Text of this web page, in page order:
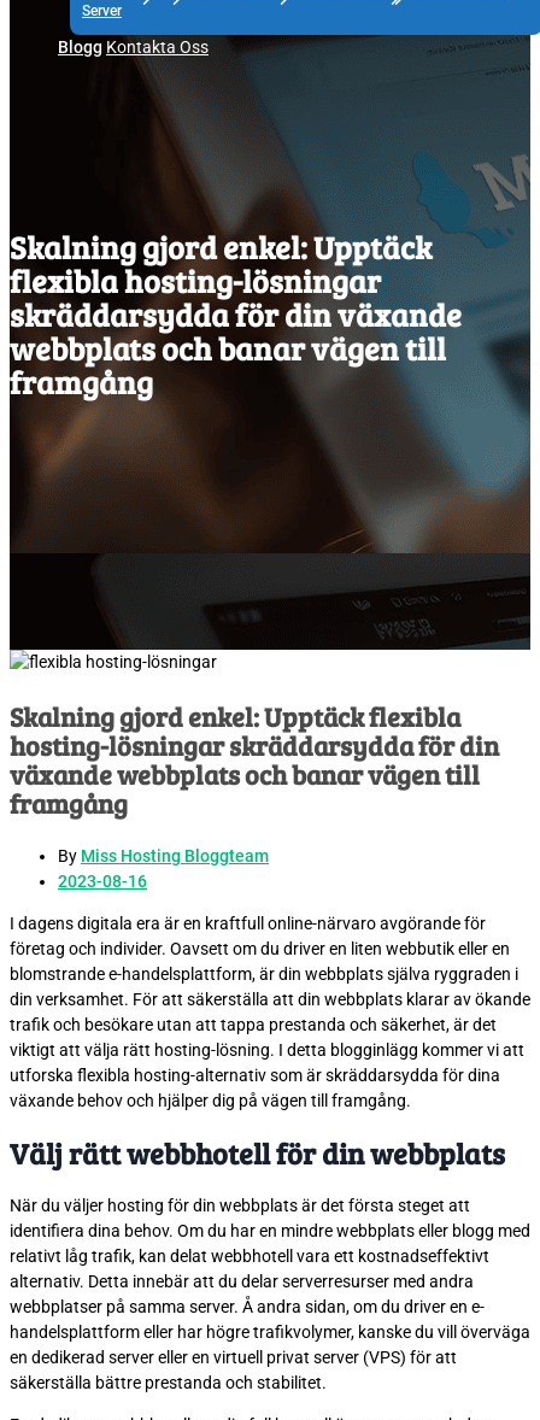
Server
Blogg Kontakta Oss
Skalning gjord enkel: Upptäck
flexibla hosting-lösningar
skräddarsydda för din växande
webbplats och banar vägen till
framgång
Skalning gjord enkel: Upptäck flexibla
hosting-lösningar skräddarsydda för din
växande webbplats och banar vägen till
framgång
By Miss Hosting Bloggteam
2023-08-16
I dagens digitala era är en kraftfull online-närvaro avgörande för
företag och individer. Oavsett om du driver en liten webbutik eller en
blomstrande e-handelsplattform, är din webbplats själva ryggraden i
din verksamhet. För att säkerställa att din webbplats klarar av ökande
trafik och besökare utan att tappa prestanda och säkerhet, är det
viktigt att välja rätt hosting-lösning. I detta blogginlägg kommer vi att
utforska flexibla hosting-alternativ som är skräddarsydda för dina
växande behov och hjälper dig på vägen till framgång.
Välj rätt webbhotell för din webbplats
När du väljer hosting för din webbplats är det första steget att
identifiera dina behov. Om du har en mindre webbplats eller blogg med
relativt låg trafik, kan delat webbhotell vara ett kostnadseffektivt
alternativ. Detta innebär att du delar serverresurser med andra
webbplatser på samma server. Å andra sidan, om du driver en e-
handelsplattform eller har högre trafikvolymer, kanske du vill överväga
en dedikerad server eller en virtuell privat server (VPS) för att
säkerställa bättre prestanda och stabilitet.